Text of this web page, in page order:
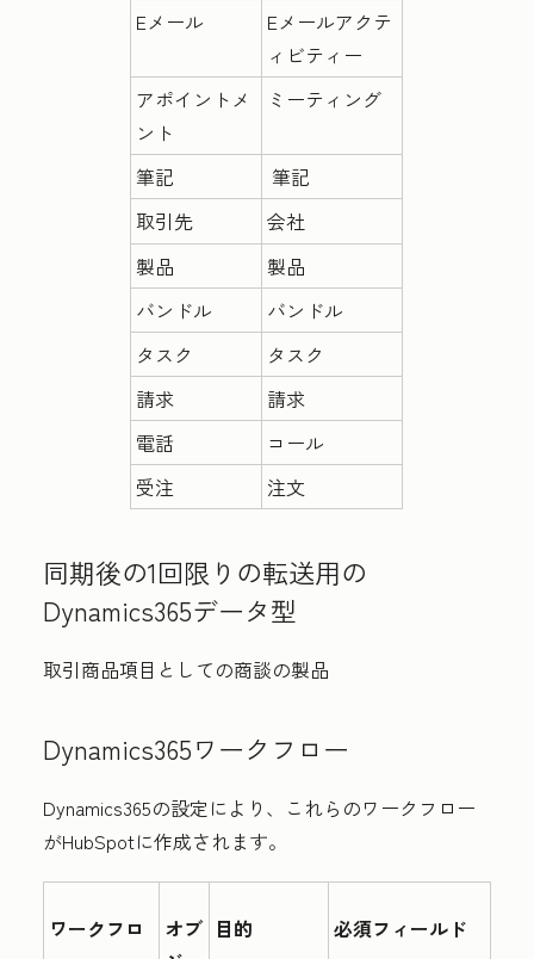
Eメール
Eメールアクテ
ィビティー
アポイントメ
ント
ミーティング
筆記
筆記
取引先
会社
製品
製品
バンドル
バンドル
タスク
タスク
請求
請求
電話
コール
受注
注文
同期後の1回限りの転送用の
Dynamics365データ型
取引商品項目としての商談の製品
Dynamics365ワークフロー
Dynamics365の設定により、これらのワークフロー
がHubSpotに作成されます。
ワークフロ
オブ 目的 必須フィールド